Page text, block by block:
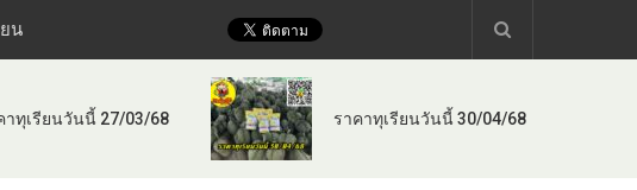
น
าทุเรียนวันนี้ 27/03/68 ราคาทุเรียนวันนี้ 30/04/68